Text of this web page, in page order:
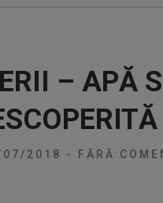
– APĂ
07/2018 - FĂRĂ